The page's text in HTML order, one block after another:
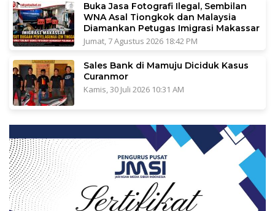
Buka Jasa Fotografi Ilegal, Sembilan
WNA Asal Tiongkok dan Malaysia
Diamankan Petugas Imigrasi Makassar
Jumat, 7 Agustus 2026 18:42 PM
Sales Bank di Mamuju Diciduk Kasus
Curanmor
Kamis, 30 Juli 2026 10:31 AM